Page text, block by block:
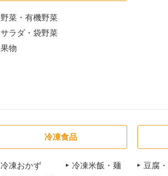
野菜・有機野菜
サラダ・袋野菜
果物
冷凍食品
冷凍おかず
冷凍米飯・麺
豆腐